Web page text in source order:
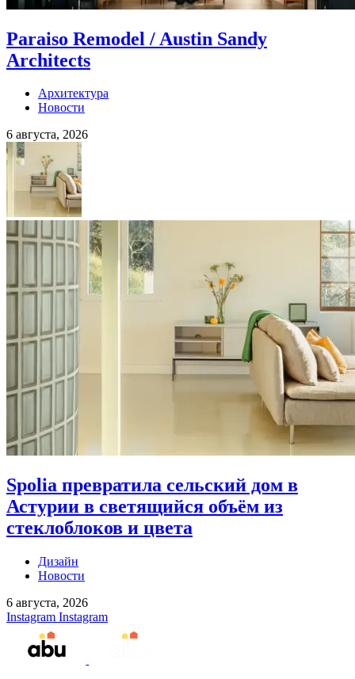
Paraiso Remodel / Austin Sandy
Architects
Архитектура
Новости
6 августа, 2026
Spolia превратила сельский дом в
Астурии в светящийся объём из
стеклоблоков и цвета
Дизайн
Новости
6 августа, 2026
Instagram Instagram